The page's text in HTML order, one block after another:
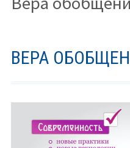
КРОШКИ)
ВЕРА